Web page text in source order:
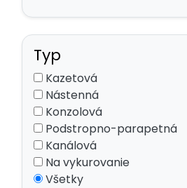
Typ
Kazetová
Nástenná
Konzolová
Podstropno-parapetná
Kanálová
Na vykurovanie
Všetky